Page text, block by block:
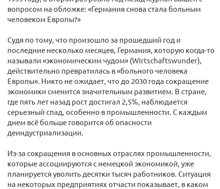
вопросом на обложке: «Германия снова стала больным
человеком Европы?»
Судя по тому, что произошло за прошедший год и
последние несколько месяцев, Германия, которую когда-то
называли «экономическим чудом» (Wirtschaftswunder),
действительно превратилась в «больного человека
Европы». Никто не ожидает, что до 2030 года сокращение
экономики сменится значительным развитием. В стране,
где пять лет назад рост достигал 2,5%, наблюдается
серьезный спад, особенно в промышленности. С каждым
днем всё больше говорится об опасности
деиндустриализации.
Из-за сокращения в основных отраслях промышленности,
которые ассоциируются с немецкой экономикой, уже
планируется уволить десятки тысяч работников. Ситуация
на некоторых предприятиях отчасти показывает, в каком